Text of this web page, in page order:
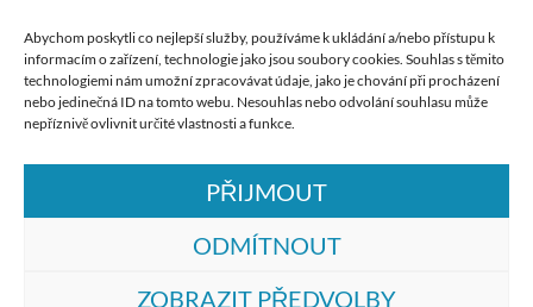
Abychom poskytli co nejlepší služby, používáme k ukládání a/nebo přístupu k
informacím o zařízení, technologie jako jsou soubory cookies. Souhlas s těmito
technologiemi nám umožní zpracovávat údaje, jako je chování při procházení
nebo jedinečná ID na tomto webu. Nesouhlas nebo odvolání souhlasu může
nepříznivě ovlivnit určité vlastnosti a funkce.
PŘIJMOUT
ODMÍTNOUT
ZOBRAZIT PŘEDVOLBY
487 881 111
podatelna@mucl.cz